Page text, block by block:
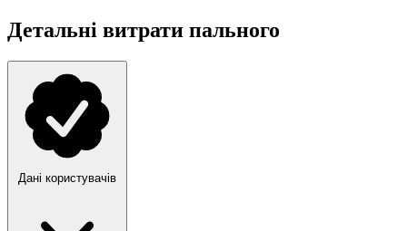
Детальні витрати пального
Дані користувачів